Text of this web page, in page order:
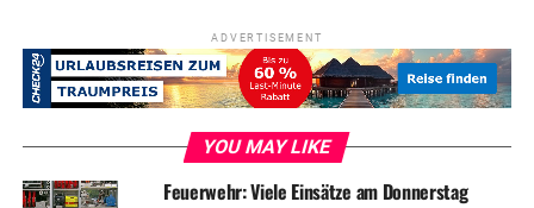
ADVERTISEMENT
YOU MAY LIKE
Feuerwehr: Viele Einsätze am Donnerstag